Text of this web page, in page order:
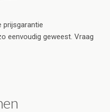
prijsgarantie
eenvoudig geweest. Vraag